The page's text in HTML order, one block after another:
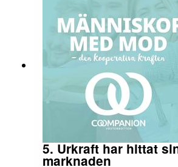
idé. Ett avsnitt du inte vill
med i samhällsdebatten. Gäst:
verksamhetsledare
5. Urkraft har hittat
marknaden